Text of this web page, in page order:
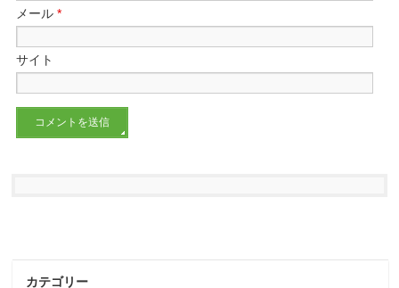
メール*
サイト
カテゴリー